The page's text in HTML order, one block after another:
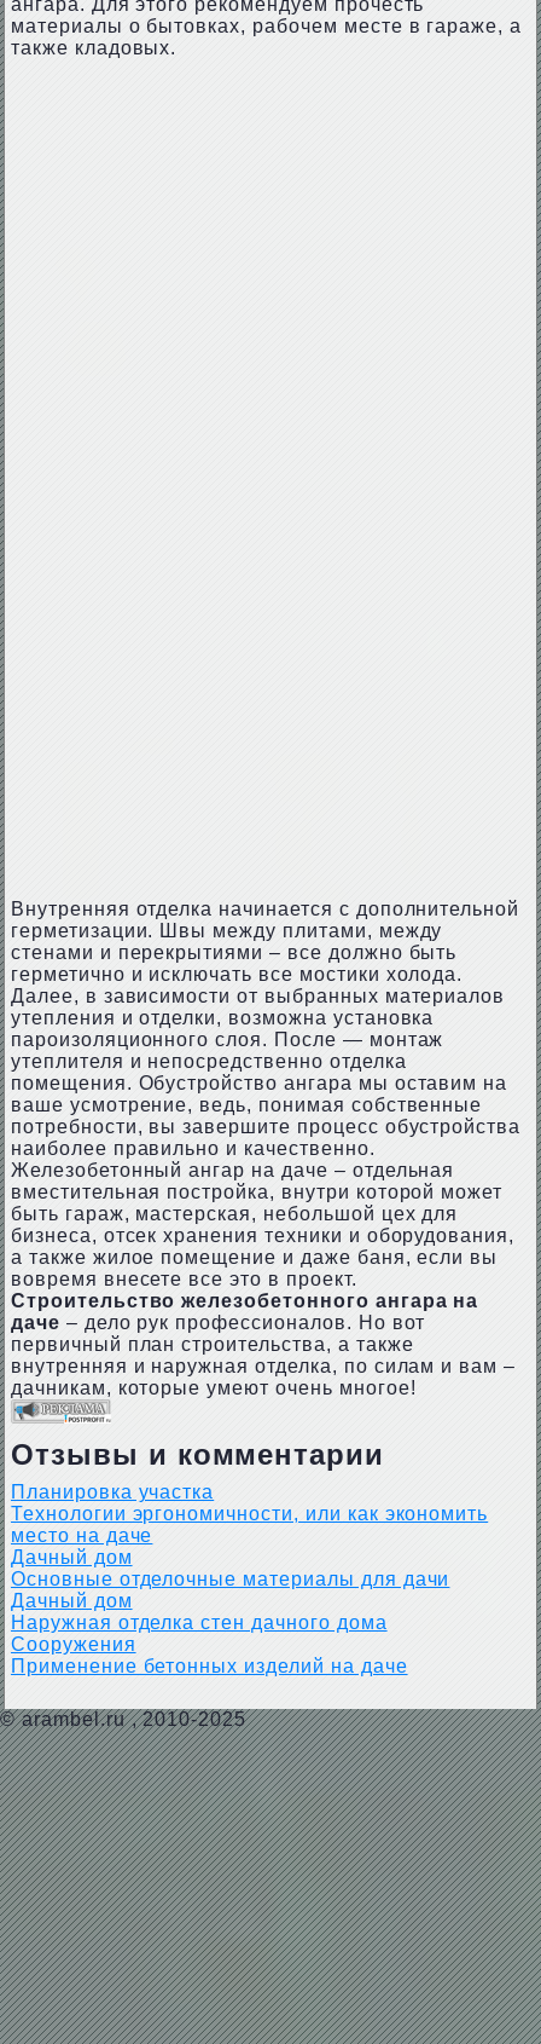
ангара. Для этого рекомендуем прочесть
материалы о бытовках, рабочем месте в гараже, а
также кладовых.
Внутренняя отделка начинается с дополнительной
герметизации. Швы между плитами, между
стенами и перекрытиями – все должно быть
герметично и исключать все мостики холода.
Далее, в зависимости от выбранных материалов
утепления и отделки, возможна установка
пароизоляционного слоя. После — монтаж
утеплителя и непосредственно отделка
помещения. Обустройство ангара мы оставим на
ваше усмотрение, ведь, понимая собственные
потребности, вы завершите процесс обустройства
наиболее правильно и качественно.
Железобетонный ангар на даче – отдельная
вместительная постройка, внутри которой может
быть гараж, мастерская, небольшой цех для
бизнеса, отсек хранения техники и оборудования,
а также жилое помещение и даже баня, если вы
вовремя внесете все это в проект.
Строительство железобетонного ангара на
даче – дело рук профессионалов. Но вот
первичный план строительства, а также
внутренняя и наружная отделка, по силам и вам –
дачникам, которые умеют очень многое!
Отзывы и комментарии
Планировка участка
Технологии эргономичности, или как экономить
место на даче
Дачный дом
Основные отделочные материалы для дачи
Дачный дом
Наружная отделка стен дачного дома
Сооружения
Применение бетонных изделий на даче
© arambel.ru, 2010-2025